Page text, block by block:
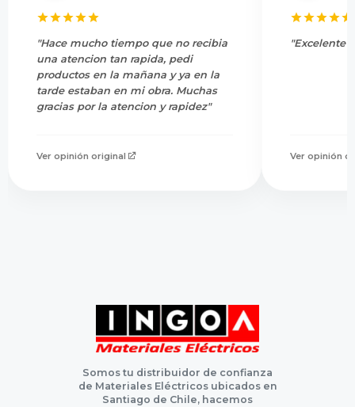
"Hace mucho tiempo que no recibia
una atencion tan rapida, pedi
productos en la mañana y ya en la
tarde estaban en mi obra. Muchas
gracias por la atencion y rapidez"
Ver opinión original
"Excelente
Ver opinión
Somos tu distribuidor de confianza
de Materiales Eléctricos ubicados en
Santiago de Chile, hacemos